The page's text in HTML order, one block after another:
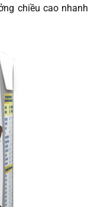
chiều cao nhanh